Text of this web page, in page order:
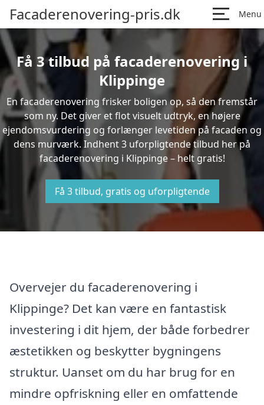
Facaderenovering-pris.dk Menu
Få 3 tilbud på facaderenovering i
Klippinge
En facaderenovering frisker boligen op, så den fremstår
som ny. Det giver et flot visuelt udtryk, en højere
ejendomsvurdering og forlænger levetiden på facaden og
dens murværk. Indhent 3 uforpligtende tilbud her på
facaderenovering i Klippinge – helt gratis!
Få 3 tilbud, gratis og uforpligtende
Overvejer du facaderenovering i
Klippinge? Det kan være en fantastisk
investering i dit hjem, der både forbedrer
æstetikken og beskytter bygningens
struktur. Uanset om du har brug for en
mindre opfriskning eller en omfattende